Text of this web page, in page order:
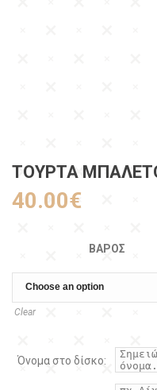
ΤΟΥΡΤΑ
40.00€
ΒΆΡΟΣ
Clear
Όνομα στο δίσκο: